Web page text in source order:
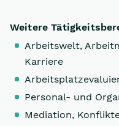
Weitere
Arbeitswelt,
Karriere
Personal- und
Mediation,